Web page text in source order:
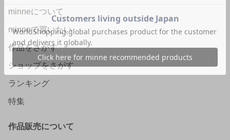
minneについて
minneで買いたい
作品をさがす
ショップをさがす
ランキング
特集
作品販売について